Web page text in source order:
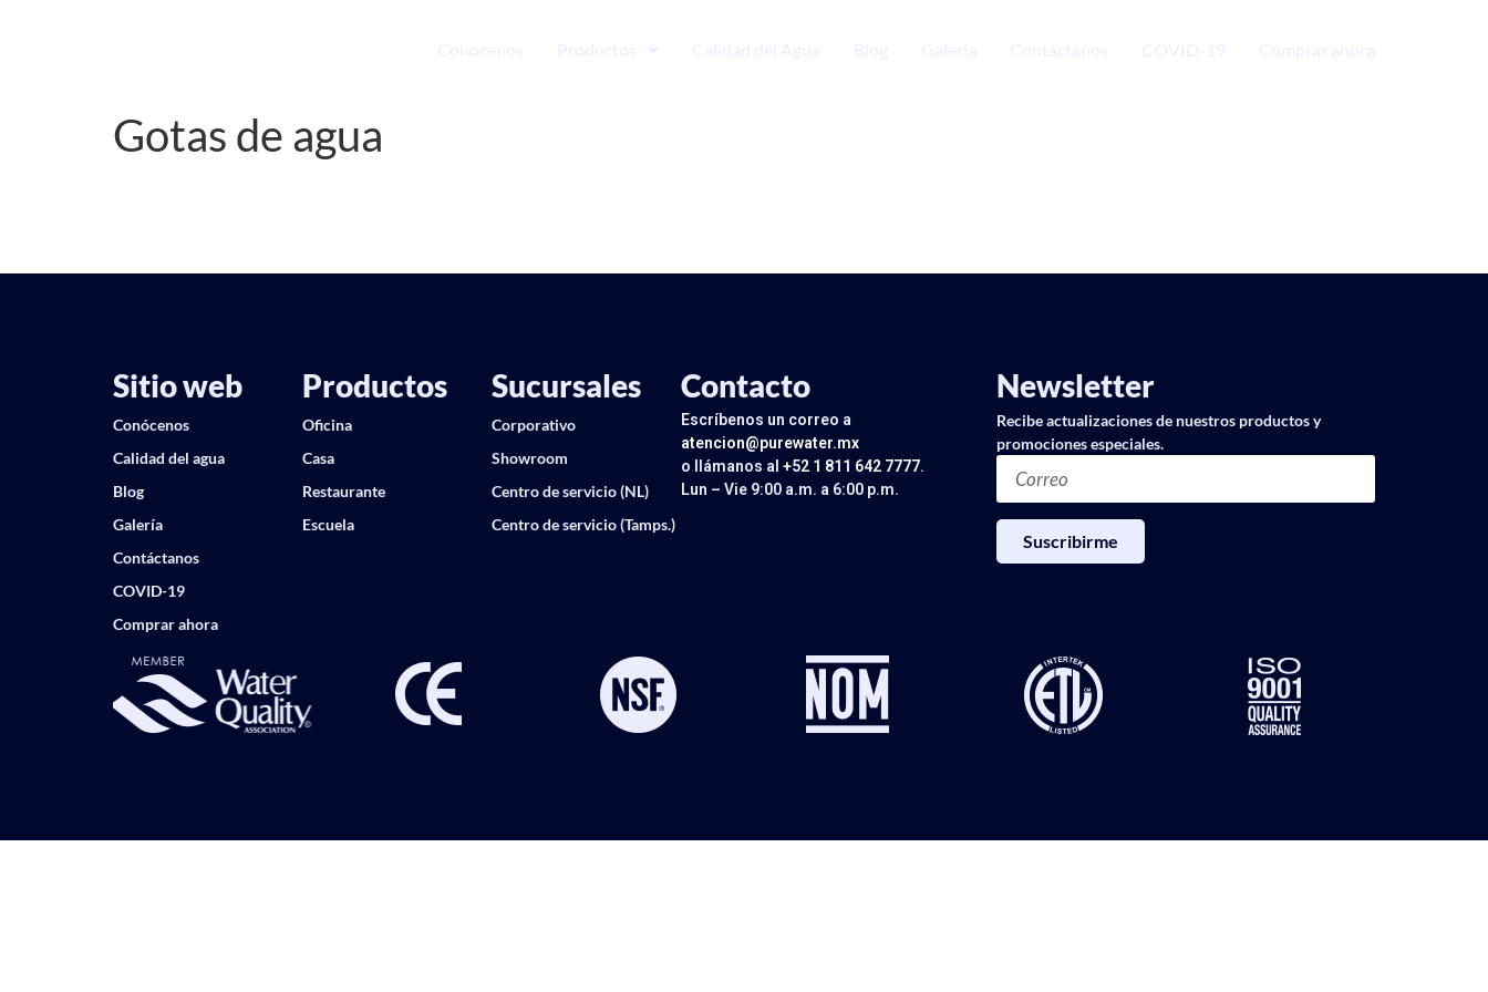
Gotas de agua
Sitio web
Conócenos
Calidad del agua
Blog
Galería
Contáctanos
COVID-19
Comprar ahora
Productos
Oficina
Casa
Restaurante
Escuela
Sucursales
Corporativo
Showroom
Centro de servicio (NL)
Centro de servicio (Tamps.)
Contacto
Escríbenos un correo a
atencion@purewater.mx
o llámanos al +52 1 811 642 7777.
Lun – Vie 9:00 a.m. a 6:00 p.m.
Newsletter
Recibe actualizaciones de nuestros productos y
promociones especiales.
Suscribirme